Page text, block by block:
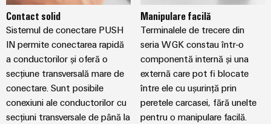
Contact solid
Sistemul de conectare PUSH
IN permite conectarea rapidă
a conductorilor și oferă o
secțiune transversală mare de
conectare. Sunt posibile
conexiuni ale conductorilor cu
secțiuni transversale de până la
Manipulare facilă
Terminalele de trecere din
seria WGK constau într-o
componentă internă și una
externă care pot fi blocate
între ele cu ușurință prin
peretele carcasei, fără unelte
pentru o manipulare facilă.